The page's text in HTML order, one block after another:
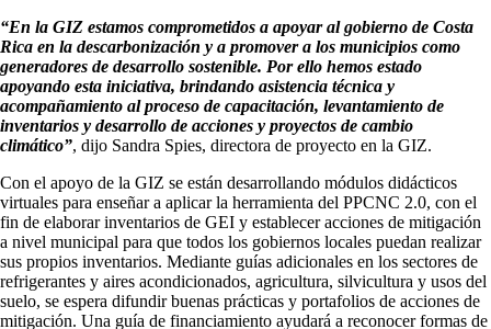
“En la GIZ estamos comprometidos a apoyar al gobierno de Costa
Rica en la descarbonización y a promover a los municipios como
generadores de desarrollo sostenible. Por ello hemos estado
apoyando esta iniciativa, brindando asistencia técnica y
acompañamiento al proceso de capacitación, levantamiento de
inventarios y desarrollo de acciones y proyectos de cambio
climático”, dijo Sandra Spies, directora de proyecto en la GIZ.
Con el apoyo de la GIZ se están desarrollando módulos didácticos
virtuales para enseñar a aplicar la herramienta del PPCNC 2.0, con el
fin de elaborar inventarios de GEI y establecer acciones de mitigación
a nivel municipal para que todos los gobiernos locales puedan realizar
sus propios inventarios. Mediante guías adicionales en los sectores de
refrigerantes y aires acondicionados, agricultura, silvicultura y usos del
suelo, se espera difundir buenas prácticas y portafolios de acciones de
mitigación. Una guía de financiamiento ayudará a reconocer formas de